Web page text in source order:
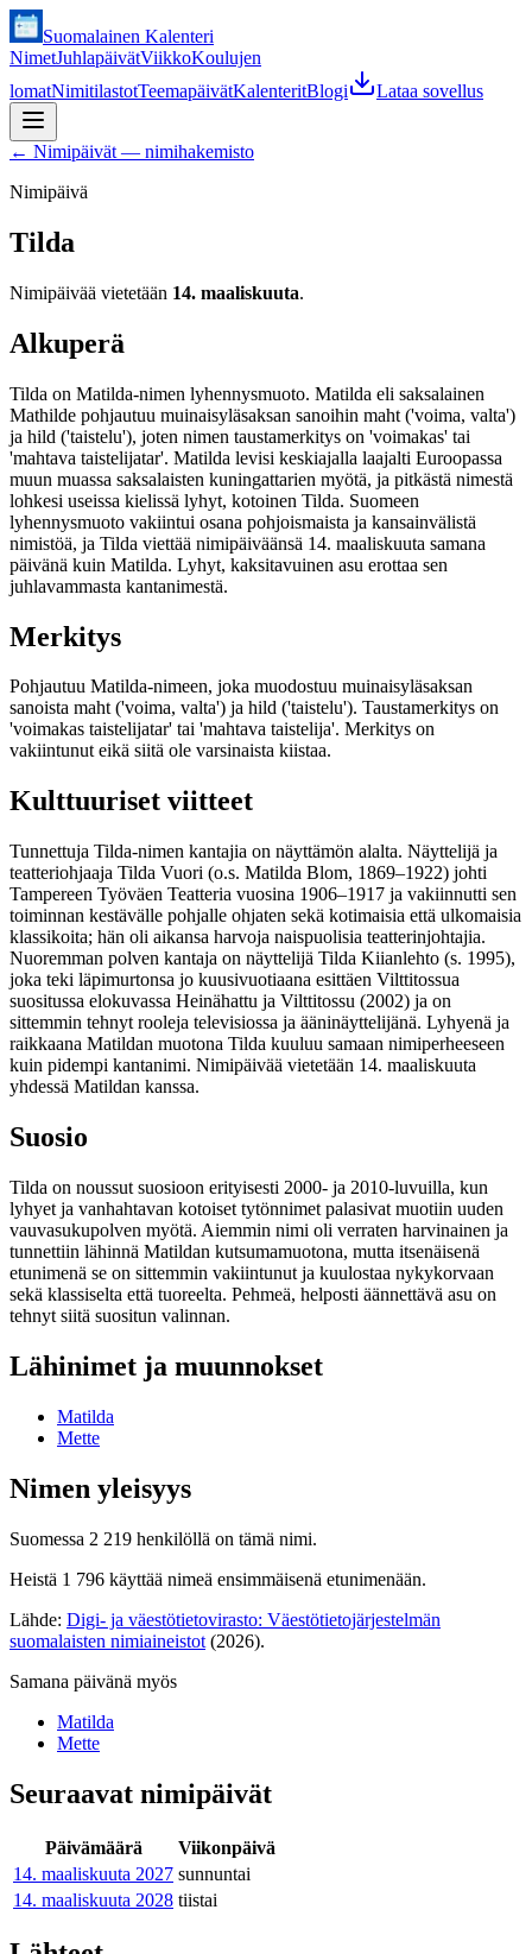
Suomalainen Kalenteri
NimetJuhlapäivätViikkoKoulujen
lomatNimitilastotTeemapäivätKalenteritBlogi Lataa sovellus
← Nimipäivät — nimihakemisto
Nimipäivä
Tilda
Nimipäivää vietetään 14. maaliskuuta.
Alkuperä
Tilda on Matilda-nimen lyhennysmuoto. Matilda eli saksalainen
Mathilde pohjautuu muinaisyläsaksan sanoihin maht ('voima, valta')
ja hild ('taistelu'), joten nimen taustamerkitys on 'voimakas' tai
'mahtava taistelijatar'. Matilda levisi keskiajalla laajalti Euroopassa
muun muassa saksalaisten kuningattarien myötä, ja pitkästä nimestä
lohkesi useissa kielissä lyhyt, kotoinen Tilda. Suomeen
lyhennysmuoto vakiintui osana pohjoismaista ja kansainvälistä
nimistöä, ja Tilda viettää nimipäiväänsä 14. maaliskuuta samana
päivänä kuin Matilda. Lyhyt, kaksitavuinen asu erottaa sen
juhlavammasta kantanimestä.
Merkitys
Pohjautuu Matilda-nimeen, joka muodostuu muinaisyläsaksan
sanoista maht ('voima, valta') ja hild ('taistelu'). Taustamerkitys on
'voimakas taistelijatar' tai 'mahtava taistelija'. Merkitys on
vakiintunut eikä siitä ole varsinaista kiistaa.
Kulttuuriset viitteet
Tunnettuja Tilda-nimen kantajia on näyttämön alalta. Näyttelijä ja
teatteriohjaaja Tilda Vuori (o.s. Matilda Blom, 1869–1922) johti
Tampereen Työväen Teatteria vuosina 1906–1917 ja vakiinnutti sen
toiminnan kestävälle pohjalle ohjaten sekä kotimaisia että ulkomaisia
klassikoita; hän oli aikansa harvoja naispuolisia teatterinjohtajia.
Nuoremman polven kantaja on näyttelijä Tilda Kiianlehto (s. 1995),
joka teki läpimurtonsa jo kuusivuotiaana esittäen Vilttitossua
suositussa elokuvassa Heinähattu ja Vilttitossu (2002) ja on
sittemmin tehnyt rooleja televisiossa ja ääninäyttelijänä. Lyhyenä ja
raikkaana Matildan muotona Tilda kuuluu samaan nimiperheeseen
kuin pidempi kantanimi. Nimipäivää vietetään 14. maaliskuuta
yhdessä Matildan kanssa.
Suosio
Tilda on noussut suosioon erityisesti 2000- ja 2010-luvuilla, kun
lyhyet ja vanhahtavan kotoiset tytönnimet palasivat muotiin uuden
vauvasukupolven myötä. Aiemmin nimi oli verraten harvinainen ja
tunnettiin lähinnä Matildan kutsumamuotona, mutta itsenäisenä
etunimenä se on sittemmin vakiintunut ja kuulostaa nykykorvaan
sekä klassiselta että tuoreelta. Pehmeä, helposti äännettävä asu on
tehnyt siitä suositun valinnan.
Lähinimet ja muunnokset
Matilda
Mette
Nimen yleisyys
Suomessa 2 219 henkilöllä on tämä nimi.
Heistä 1 796 käyttää nimeä ensimmäisenä etunimenään.
Lähde: Digi- ja väestötietovirasto: Väestötietojärjestelmän
suomalaisten nimiaineistot (2026).
Samana päivänä myös
Matilda
Mette
Seuraavat nimipäivät
Päivämäärä
Viikonpäivä
14. maaliskuuta 2027 sunnuntai
14. maaliskuuta 2028 tiistai